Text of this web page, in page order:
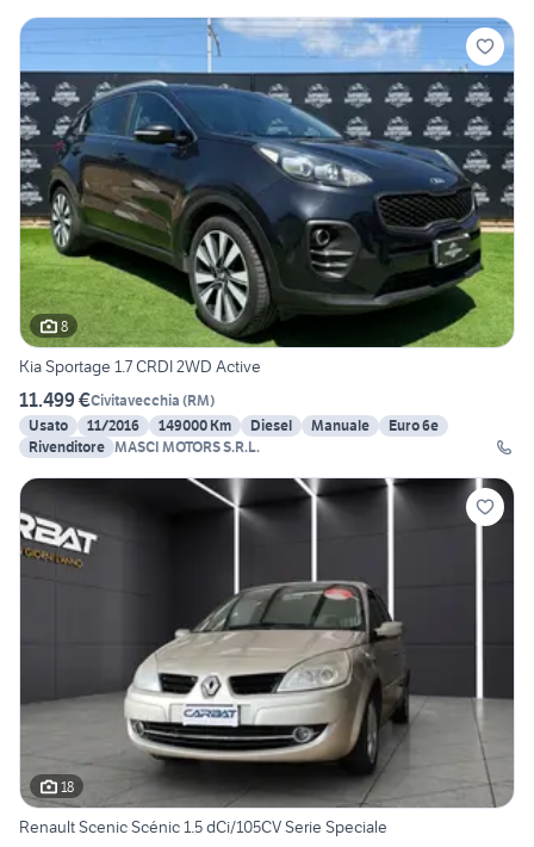
8
Kia Sportage 1.7 CRDI 2WD Active
11.499 €Civitavecchia (RM)
Usato
11/2016 149000 Km Diesel Manuale
Euro 6e
Rivenditore MASCI MOTORS S.R.L.
18
Renault Scenic Scénic 1.5 dCi/105CV Serie Speciale